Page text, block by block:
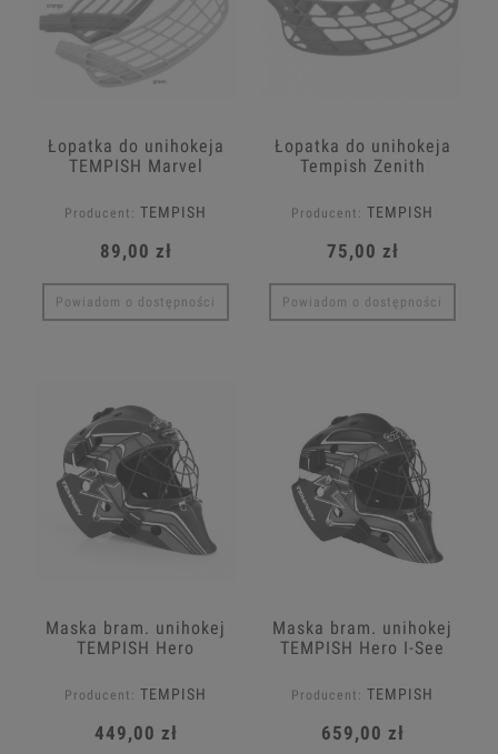
Łopatka do unihokeja
TEMPISH Marvel
Producent: TEMPISH
89,00 zł
Powiadom o dostępności
Łopatka do unihokeja
Tempish Zenith
Producent: TEMPISH
75,00 zł
Powiadom o dostępności
Maska bram. unihokej
TEMPISH Hero
Producent: TEMPISH
449,00 zł
Maska bram. unihokej
TEMPISH Hero I-See
Producent: TEMPISH
659,00 zł